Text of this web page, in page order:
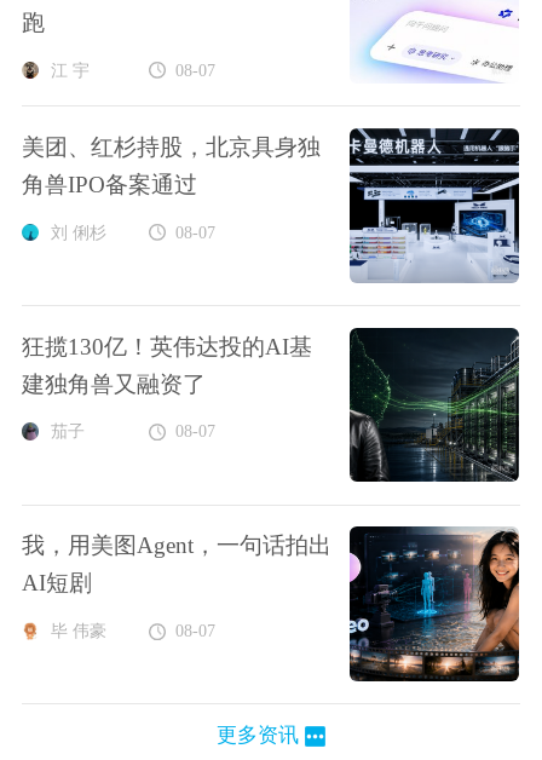
跑
江 宇 08-07
美团、红杉持股，北京具身独
角兽IPO备案通过
刘 俐杉 08-07
狂揽130亿！英伟达投的AI基
建独角兽又融资了
茄子 08-07
我，用美图Agent，一句话拍出
AI短剧
毕 伟豪 08-07
更多资讯